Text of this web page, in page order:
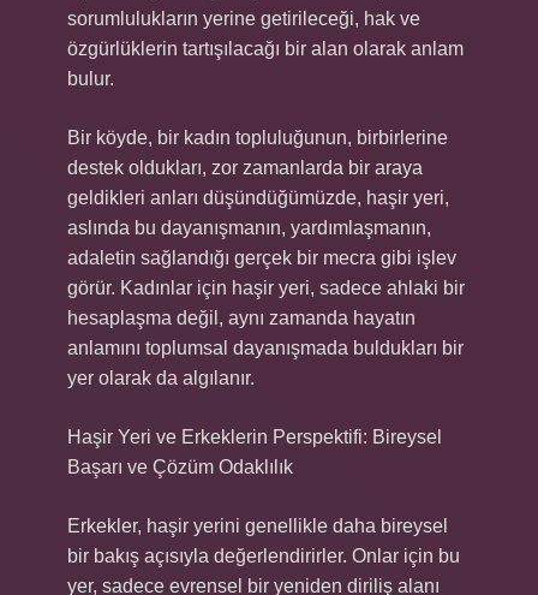
sorumlulukların yerine getirileceği, hak ve
özgürlüklerin tartışılacağı bir alan olarak anlam
bulur.
Bir köyde, bir kadın topluluğunun, birbirlerine
destek oldukları, zor zamanlarda bir araya
geldikleri anları düşündüğümüzde, haşir yeri,
aslında bu dayanışmanın, yardımlaşmanın,
adaletin sağlandığı gerçek bir mecra gibi işlev
görür. Kadınlar için haşir yeri, sadece ahlaki bir
hesaplaşma değil, aynı zamanda hayatın
anlamını toplumsal dayanışmada buldukları bir
yer olarak da algılanır.
Haşir Yeri ve Erkeklerin Perspektifi: Bireysel
Başarı ve Çözüm Odaklılık
Erkekler, haşir yerini genellikle daha bireysel
bir bakış açısıyla değerlendirirler. Onlar için bu
yer, sadece evrensel bir yeniden diriliş alanı